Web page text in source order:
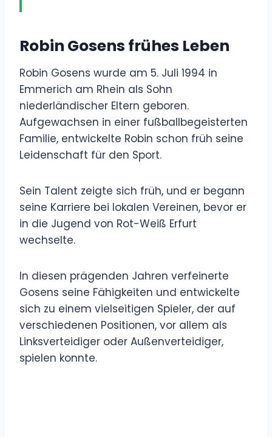
Robin Gosens frühes Leben
Robin Gosens wurde am 5. Juli 1994 in
Emmerich am Rhein als Sohn
niederländischer Eltern geboren.
Aufgewachsen in einer fußballbegeisterten
Familie, entwickelte Robin schon früh seine
Leidenschaft für den Sport.
Sein Talent zeigte sich früh, und er begann
seine Karriere bei lokalen Vereinen, bevor er
in die Jugend von Rot-Weiß Erfurt
wechselte.
In diesen prägenden Jahren verfeinerte
Gosens seine Fähigkeiten und entwickelte
sich zu einem vielseitigen Spieler, der auf
verschiedenen Positionen, vor allem als
Linksverteidiger oder Außenverteidiger,
spielen konnte.